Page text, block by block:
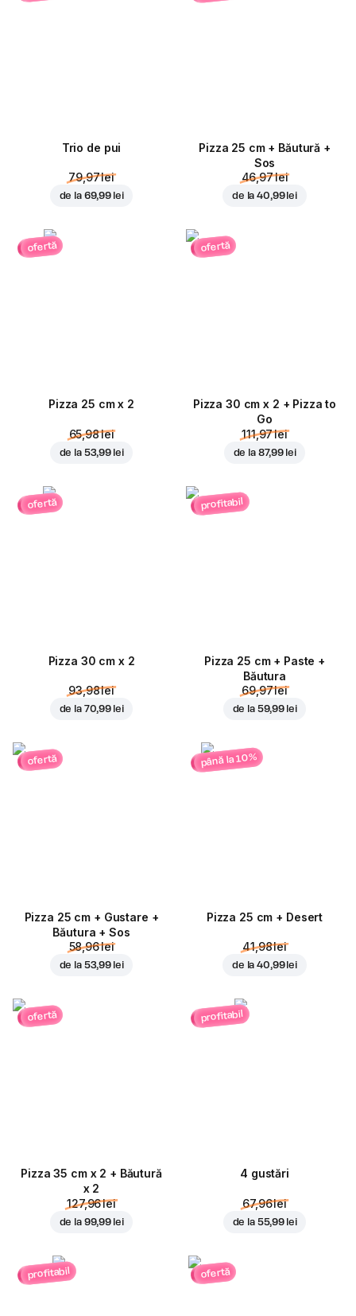
Trio de pui
79,97 lei
de la 69,99 lei
Pizza 25 cm + Băutură +
Sos
46,97 lei
de la40,99 lei
ofertă
Pizza 25 cm x 2
65,98 lei
de la 53,99 lei
ofertă
Pizza 30 cm x 2 + Pizza to
Go
111,97 lei
de la 87,99 lei
ofertă
Pizza 30 cm x 2
93,98 lei
de la 70,99 lei
profitabil
Pizza 25 cm + Paste +
Băutura
69,97 lei
de la 59,99 lei
ofertă
Pizza 25 cm + Gustare +
Băutura + Sos
58,96 lei
de la 53,99 lei
până la 10%
Pizza 25 cm + Desert
41,98 lei
de la40,99 lei
ofertă
Pizza 35 cm x 2 + Băutură
x 2
127,96 lei
de la 99,99 lei
profitabil
4 gustări
67,96 lei
de la 55,99 lei
profitabil ofertă